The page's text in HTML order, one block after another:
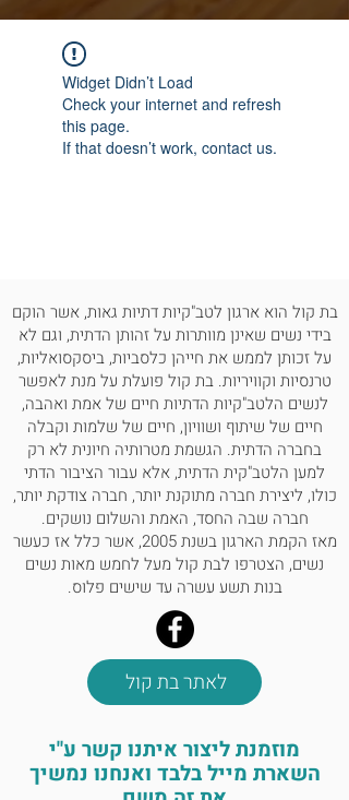
Widget Didn’t Load
Check your internet and refresh
this page.
If that doesn’t work, contact us.
בת קול הוא ארגון לטב"קיות דתיות גאות, אשר הוקם
בידי נשים שאינן מוותרות על זהותן הדתית, וגם לא
על זכותן לממש את חייהן כלסביות, ביסקסואליות,
טרנסיות וקוויריות. בת קול פועלת על מנת לאפשר
לנשים הלטב"קיות הדתיות חיים של אמת ואהבה,
חיים של שיתוף ושוויון, חיים של שלמות וקבלה
בחברה הדתית. הגשמת מטרותיה חיונית לא רק
למען הלטב"קית הדתית, אלא עבור הציבור הדתי
כולו, ליצירת חברה מתוקנת יותר, חברה צודקת יותר,
חברה שבה החסד, האמת והשלום נושקים.
מאז הקמת הארגון בשנת 2005, אשר כלל אז כעשר
נשים, הצטרפו לבת קול מעל לחמש מאות נשים
בנות תשע עשרה עד שישים פלוס.
לאתר בת קול
מוזמנת ליצור איתנו קשר ע"י
השארת מייל בלבד ואנחנו נמשיך